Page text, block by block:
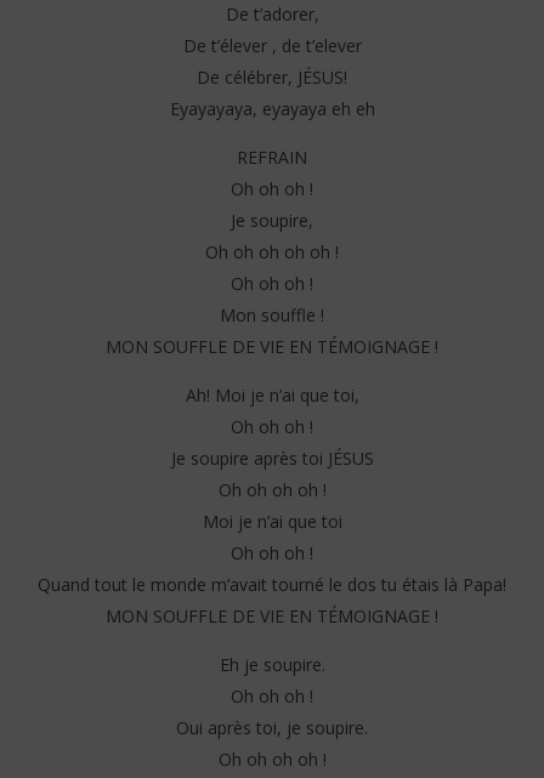
De t’adorer,
De t’élever , de t’elever
De célébrer, JÉSUS!
Eyayayaya, eyayaya eh eh
REFRAIN
Oh oh oh !
Je soupire,
Oh oh oh oh oh !
Oh oh oh !
Mon souffle !
MON SOUFFLE DE VIE EN TÉMOIGNAGE !
Ah! Moi je n’ai que toi,
Oh oh oh !
Je soupire après toi JÉSUS
Oh oh oh oh !
Moi je n’ai que toi
Oh oh oh !
Quand tout le monde m’avait tourné le dos tu étais là Papa!
MON SOUFFLE DE VIE EN TÉMOIGNAGE !
Eh je soupire.
Oh oh oh !
Oui après toi, je soupire.
Oh oh oh oh !